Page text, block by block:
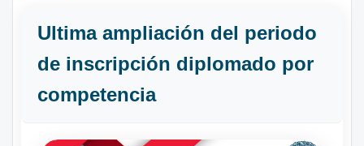
Ultima ampliación del periodo
de inscripción diplomado por
competencia